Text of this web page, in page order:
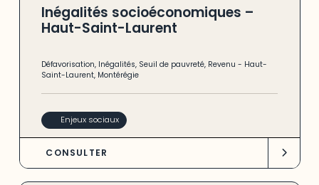
Inégalités socioéconomiques –
Haut-Saint-Laurent
Défavorisation, Inégalités, Seuil de pauvreté, Revenu - Haut-
Saint-Laurent, Montérégie
Enjeux sociaux
CONSULTER